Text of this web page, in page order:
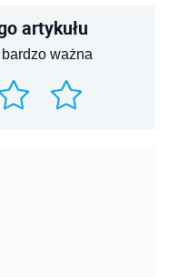
artykułu
ważna